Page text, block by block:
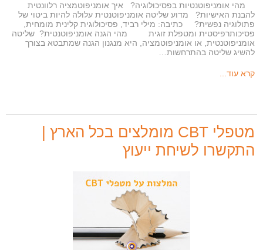
מהי אומניפוטנטיות בפסיכולוגיה? איך אומניפוטמציה רלוונטית
להבנת האישיות? מדוע שליטה אומניפוטנטית עלולה להיות ביטוי של
פתולוגיה נפשית? כתיבה: מילי רביד, פסיכולוגית קלינית מומחית,
פסיכותרפיסטית ומטפלת זוגית מהי הגנה אומניפוטנטית? שליטה
אומניפוטנטית, או אומניפוטמציה, היא מנגנון הגנה שמתבטא בצורך
להשיג שליטה בהתרחשות…
קרא עוד...
מטפלי CBT מומלצים בכל הארץ |
התקשרו לשיחת ייעוץ